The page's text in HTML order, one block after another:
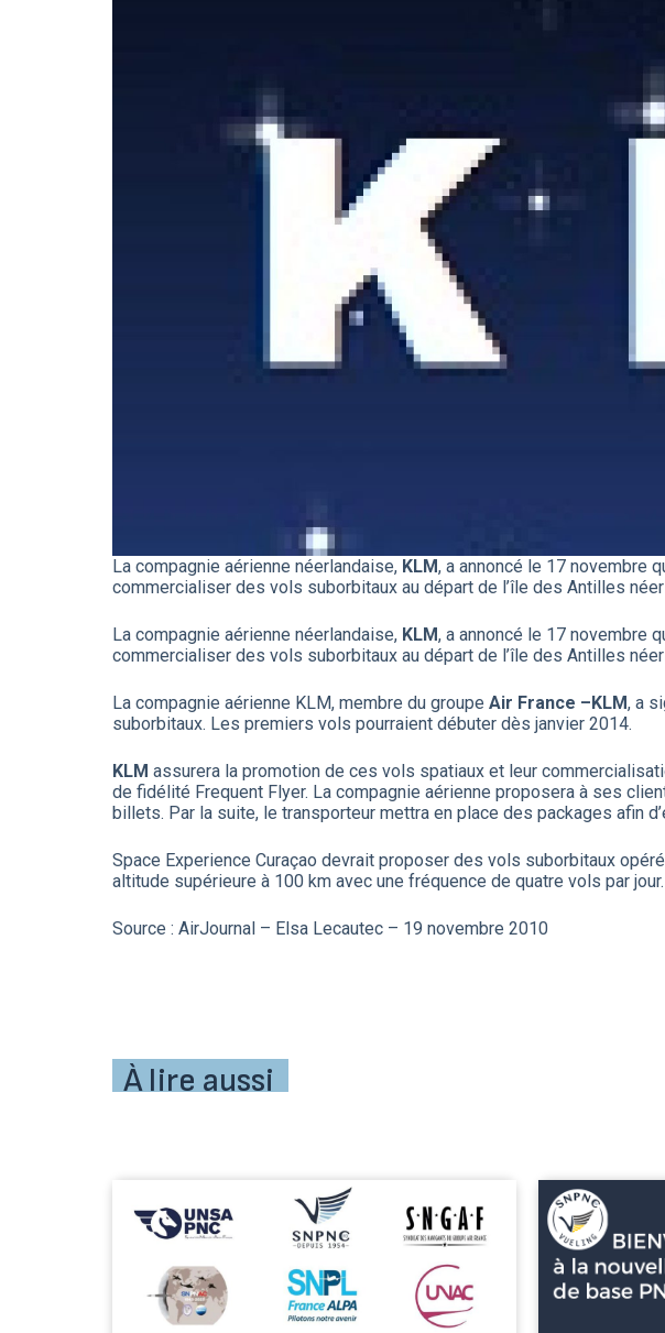
La compagnie aérienne néerlandaise, KLM, a annoncé le 17 novembre
commercialiser des vols suborbitaux au départ de l’île des Antilles
La compagnie aérienne néerlandaise, KLM, a annoncé le 17 novembre
commercialiser des vols suborbitaux au départ de l’île des Antilles
La compagnie aérienne KLM, membre du groupe Air France –KLM, a
suborbitaux. Les premiers vols pourraient débuter dès janvier 2014.
KLM assurera la promotion de ces vols spatiaux et leur
de fidélité Frequent Flyer. La compagnie aérienne proposera à ses
billets. Par la suite, le transporteur mettra en place des packages afin
Space Experience Curaçao devrait proposer des vols suborbitaux
altitude supérieure à 100 km avec une fréquence de quatre vols par jour.
Source : AirJournal – Elsa Lecautec – 19 novembre 2010
À lire aussi